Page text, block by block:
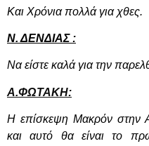
Και Χρόνια πολλά για χθες.
Ν. ΔΕΝΔΙΑΣ :
Να είστε καλά για την
Α.ΦΩΤΑΚΗ:
Η επίσκεψη Μακρόν στην
και αυτό θα είναι το